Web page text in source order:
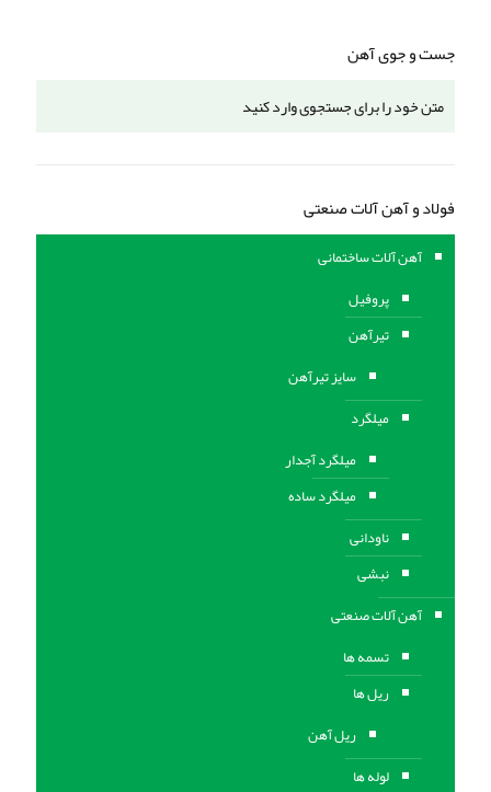
جست و جوی آهن
فولاد و آهن آلات صنعتی
آهن آلات ساختمانی
پروفیل
تیرآهن
سایز تیرآهن
میلگرد
میلگرد آجدار
میلگرد ساده
ناودانی
نبشی
آهن آلات صنعتی
تسمه ها
ریل ها
ریل آهن
لوله ها